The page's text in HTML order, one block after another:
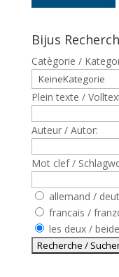
Bijus
Catègorie /
Plein texte /
Auteur / Autor:
Mot clef /
allemand /
francais /
les deux / beide